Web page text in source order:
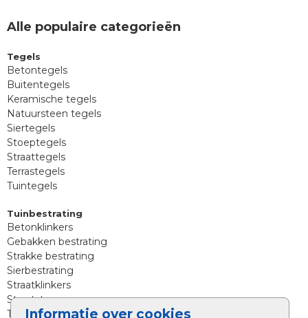
Informatie over cookies
Alle populaire categorieën
Tegels
Betontegels
Buitentegels
Keramische tegels
Natuursteen tegels
Siertegels
Stoeptegels
Straattegels
Terrastegels
Tuintegels
Tuinbestrating
Betonklinkers
Gebakken bestrating
Strakke bestrating
Sierbestrating
Straatklinkers
Straatstenen
Trommelstenen